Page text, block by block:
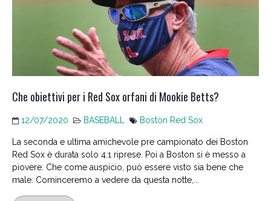
Che obiettivi per i Red Sox orfani di Mookie Betts?
12/07/2020 BASEBALL Boston Red Sox
La seconda e ultima amichevole pre campionato dei Boston
Red Sox è durata solo 4.1 riprese. Poi a Boston si è messo a
piovere. Che come auspicio, può essere visto sia bene che
male. Cominceremo a vedere da questa notte,...